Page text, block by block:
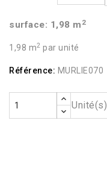
surface: 1,98 m 2
1,98 m2 par unité
Référence: MURLIE070
Unité(s)